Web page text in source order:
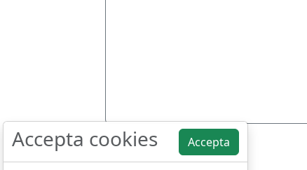
Accepta cookies Accepta